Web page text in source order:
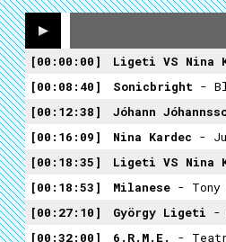
00:00:00 Ligeti VS Nina
00:08:40
Sonicbright -
00:12:38
Jóhann
00:16:09
Nina Kardec -
00:18:35
Ligeti VS Nina
00:18:53
Milanese - Tony
00:27:10
György Ligeti -
00:32:00
6.R.M.E. -